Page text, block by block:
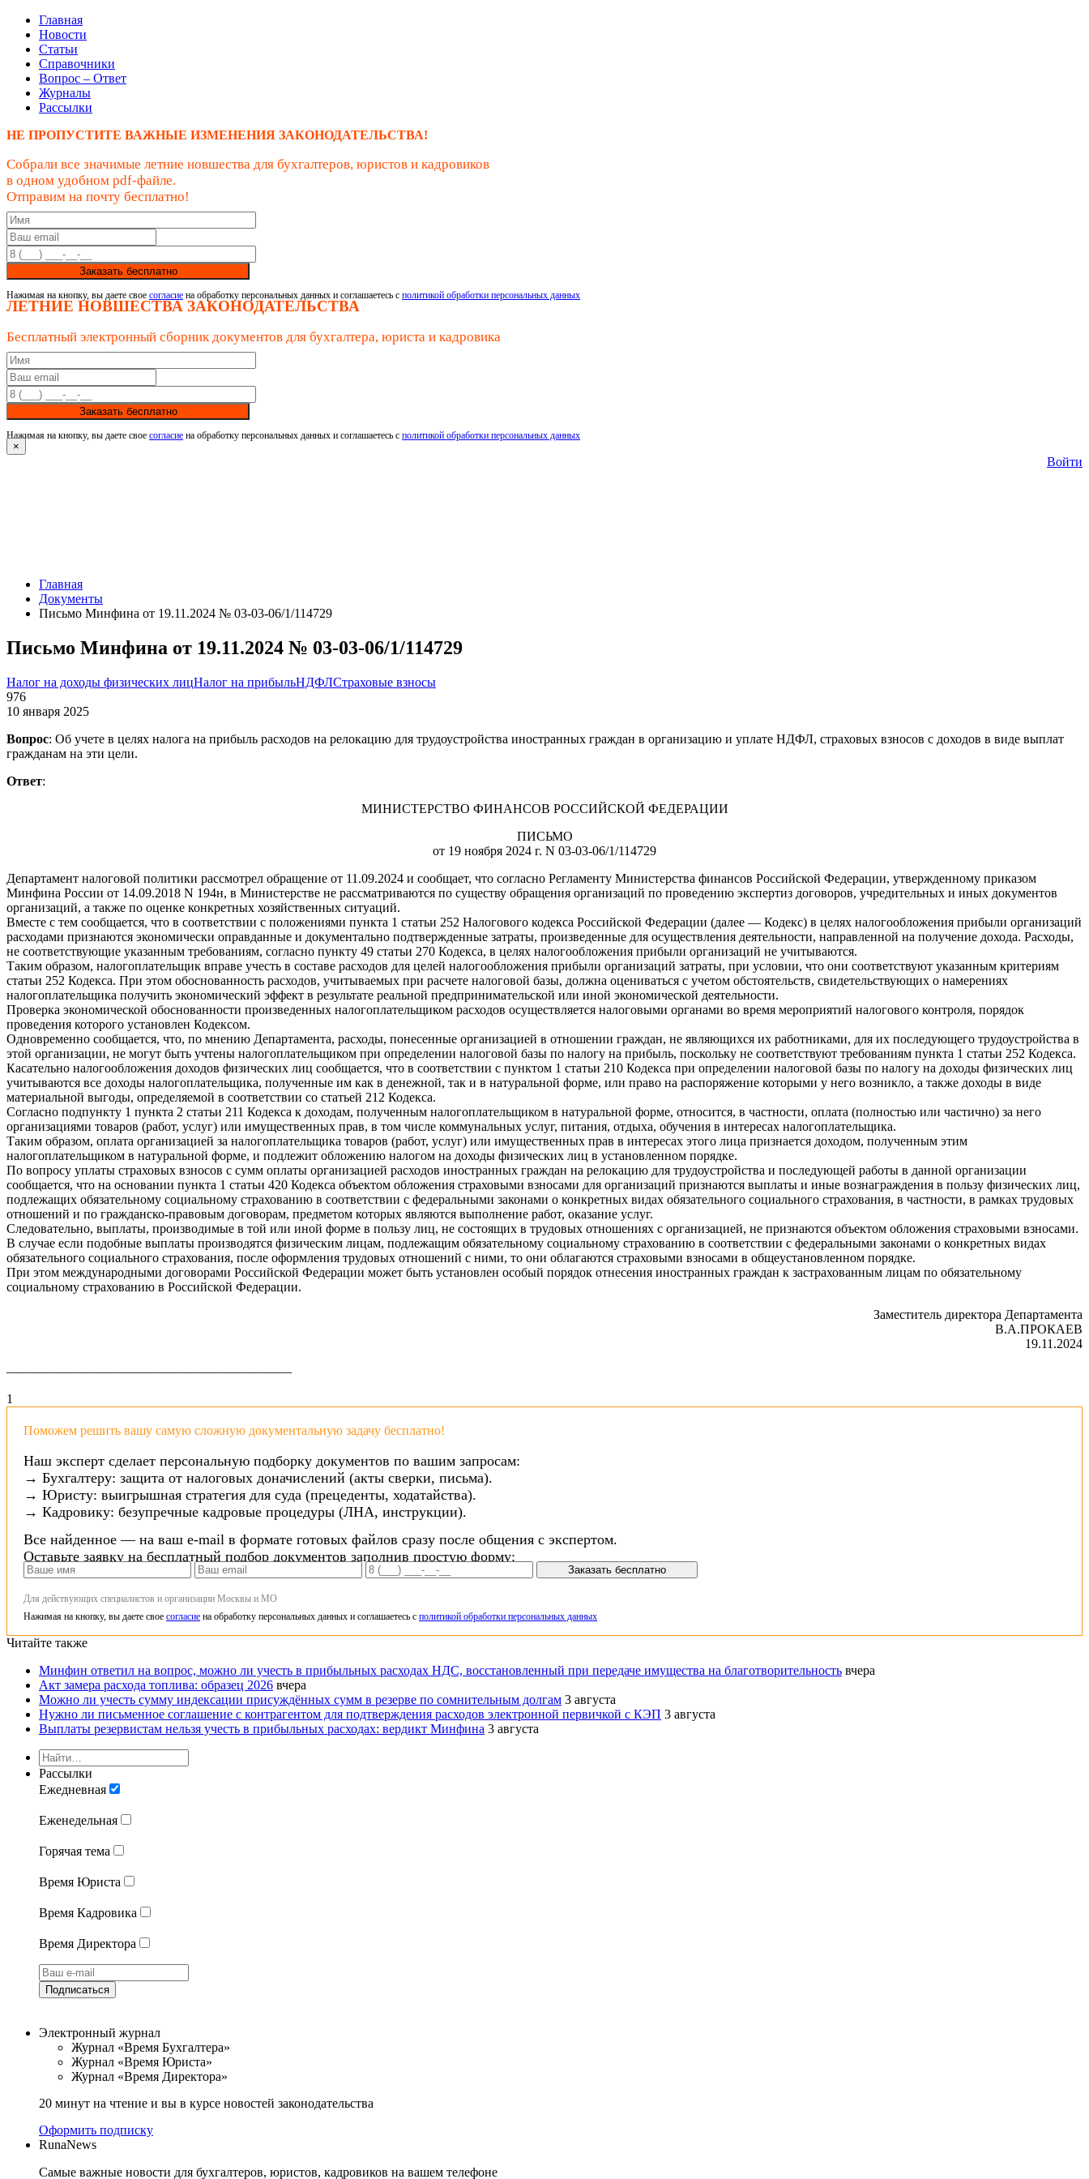
Главная
Новости
Статьи
Справочники
Вопрос – Ответ
Журналы
Рассылки
НЕ ПРОПУСТИТЕ ВАЖНЫЕ ИЗМЕНЕНИЯ ЗАКОНОДАТЕЛЬСТВА!
Собрали все значимые летние новшества для бухгалтеров, юристов и кадровиков
в одном удобном pdf-файле.
Отправим на почту бесплатно!
Заказать бесплатно
Нажимая на кнопку, вы даете свое согласие на обработку персональных данных и соглашаетесь с политикой обработки персональных данных
ЛЕТНИЕ НОВШЕСТВА ЗАКОНОДАТЕЛЬСТВА
Бесплатный электронный сборник документов для бухгалтера, юриста и кадровика
Заказать бесплатно
Нажимая на кнопку, вы даете свое согласие на обработку персональных данных и соглашаетесь с политикой обработки персональных данных
×
Войти
Главная
Документы
Письмо Минфина от 19.11.2024 № 03-03-06/1/114729
Письмо Минфина от 19.11.2024 № 03-03-06/1/114729
Налог на доходы физических лицНалог на прибыльНДФЛСтраховые взносы
976
10 января 2025
Вопрос: Об учете в целях налога на прибыль расходов на релокацию для трудоустройства иностранных граждан в организацию и уплате НДФЛ, страховых взносов с доходов в виде выплат
гражданам на эти цели.
Ответ:
МИНИСТЕРСТВО ФИНАНСОВ РОССИЙСКОЙ ФЕДЕРАЦИИ
ПИСЬМО
от 19 ноября 2024 г. N 03-03-06/1/114729
Департамент налоговой политики рассмотрел обращение от 11.09.2024 и сообщает, что согласно Регламенту Министерства финансов Российской Федерации, утвержденному приказом
Минфина России от 14.09.2018 N 194н, в Министерстве не рассматриваются по существу обращения организаций по проведению экспертиз договоров, учредительных и иных документов
организаций, а также по оценке конкретных хозяйственных ситуаций.
Вместе с тем сообщается, что в соответствии с положениями пункта 1 статьи 252 Налогового кодекса Российской Федерации (далее — Кодекс) в целях налогообложения прибыли организаций
расходами признаются экономически оправданные и документально подтвержденные затраты, произведенные для осуществления деятельности, направленной на получение дохода. Расходы,
не соответствующие указанным требованиям, согласно пункту 49 статьи 270 Кодекса, в целях налогообложения прибыли организаций не учитываются.
Таким образом, налогоплательщик вправе учесть в составе расходов для целей налогообложения прибыли организаций затраты, при условии, что они соответствуют указанным критериям
статьи 252 Кодекса. При этом обоснованность расходов, учитываемых при расчете налоговой базы, должна оцениваться с учетом обстоятельств, свидетельствующих о намерениях
налогоплательщика получить экономический эффект в результате реальной предпринимательской или иной экономической деятельности.
Проверка экономической обоснованности произведенных налогоплательщиком расходов осуществляется налоговыми органами во время мероприятий налогового контроля, порядок
проведения которого установлен Кодексом.
Одновременно сообщается, что, по мнению Департамента, расходы, понесенные организацией в отношении граждан, не являющихся их работниками, для их последующего трудоустройства в
этой организации, не могут быть учтены налогоплательщиком при определении налоговой базы по налогу на прибыль, поскольку не соответствуют требованиям пункта 1 статьи 252 Кодекса.
Касательно налогообложения доходов физических лиц сообщается, что в соответствии с пунктом 1 статьи 210 Кодекса при определении налоговой базы по налогу на доходы физических лиц
учитываются все доходы налогоплательщика, полученные им как в денежной, так и в натуральной форме, или право на распоряжение которыми у него возникло, а также доходы в виде
материальной выгоды, определяемой в соответствии со статьей 212 Кодекса.
Согласно подпункту 1 пункта 2 статьи 211 Кодекса к доходам, полученным налогоплательщиком в натуральной форме, относится, в частности, оплата (полностью или частично) за него
организациями товаров (работ, услуг) или имущественных прав, в том числе коммунальных услуг, питания, отдыха, обучения в интересах налогоплательщика.
Таким образом, оплата организацией за налогоплательщика товаров (работ, услуг) или имущественных прав в интересах этого лица признается доходом, полученным этим
налогоплательщиком в натуральной форме, и подлежит обложению налогом на доходы физических лиц в установленном порядке.
По вопросу уплаты страховых взносов с сумм оплаты организацией расходов иностранных граждан на релокацию для трудоустройства и последующей работы в данной организации
сообщается, что на основании пункта 1 статьи 420 Кодекса объектом обложения страховыми взносами для организаций признаются выплаты и иные вознаграждения в пользу физических лиц,
подлежащих обязательному социальному страхованию в соответствии с федеральными законами о конкретных видах обязательного социального страхования, в частности, в рамках трудовых
отношений и по гражданско-правовым договорам, предметом которых являются выполнение работ, оказание услуг.
Следовательно, выплаты, производимые в той или иной форме в пользу лиц, не состоящих в трудовых отношениях с организацией, не признаются объектом обложения страховыми взносами.
В случае если подобные выплаты производятся физическим лицам, подлежащим обязательному социальному страхованию в соответствии с федеральными законами о конкретных видах
обязательного социального страхования, после оформления трудовых отношений с ними, то они облагаются страховыми взносами в общеустановленном порядке.
При этом международными договорами Российской Федерации может быть установлен особый порядок отнесения иностранных граждан к застрахованным лицам по обязательному
социальному страхованию в Российской Федерации.
Заместитель директора Департамента
В.А.ПРОКАЕВ
19.11.2024
——————————————————————
1
Поможем решить вашу самую сложную документальную задачу бесплатно!
Наш эксперт сделает персональную подборку документов по вашим запросам:
→ Бухгалтеру: защита от налоговых доначислений (акты сверки, письма).
→ Юристу: выигрышная стратегия для суда (прецеденты, ходатайства).
→ Кадровику: безупречные кадровые процедуры (ЛНА, инструкции).
Все найденное — на ваш e-mail в формате готовых файлов сразу после общения с экспертом.
Оставьте заявку на бесплатный подбор документов заполнив простую форму:
Заказать бесплатно
Для действующих специалистов и организации Москвы и МО
Нажимая на кнопку, вы даете свое согласие на обработку персональных данных и соглашаетесь с политикой обработки персональных данных
Читайте также
Минфин ответил на вопрос, можно ли учесть в прибыльных расходах НДС, восстановленный при передаче имущества на благотворительность вчера
Акт замера расхода топлива: образец 2026 вчера
Можно ли учесть сумму индексации присуждённых сумм в резерве по сомнительным долгам 3 августа
Нужно ли письменное соглашение с контрагентом для подтверждения расходов электронной первичкой с КЭП 3 августа
Выплаты резервистам нельзя учесть в прибыльных расходах: вердикт Минфина 3 августа
Рассылки
Ежедневная
Еженедельная
Горячая тема
Время Юриста
Время Кадровика
Время Директора
Подписаться
Электронный журнал
Журнал «Время Бухгалтера»
Журнал «Время Юриста»
Журнал «Время Директора»
20 минут на чтение и вы в курсе новостей законодательства
Оформить подписку
RunaNews
Самые важные новости для бухгалтеров, юристов, кадровиков на вашем телефоне